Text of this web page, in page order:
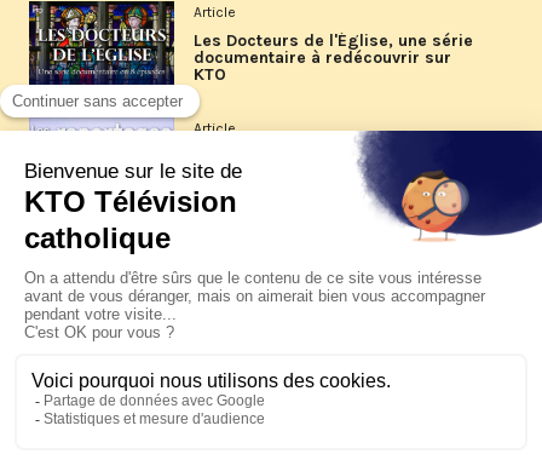
Article
Les Docteurs de l'Église, une série
documentaire à redécouvrir sur
KTO
Article
Les reportages d'été 2026 de KTO
La visite pastorale du pape Léon
XIV à Assise à suivre sur KTO le
jeudi 6 août
Le pape en Uruguay, Argentine et
Pérou du 6 au 17 novembre 2026